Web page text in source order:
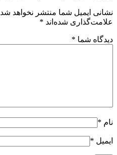
نشانی ایمیل شما منتشر نخواهد شد.
علامت‌گذاری شده‌اند *
دیدگاه شما *
نام *
ایمیل *